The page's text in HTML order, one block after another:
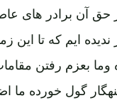
حق آن برادر های
ایم که تا این
وما بعزم رفتن
گول خورده ما